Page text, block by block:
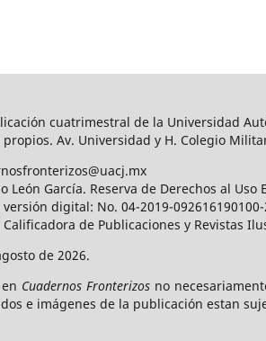
cuatrimestral de la Universidad
Av. Universidad y H. Colegio
León García. Reserva de Derechos al
digital: No. 04-2019-
de Publicaciones y Revistas
de 2026.
Cuadernos Fronterizos no
e imágenes de la publicación estan